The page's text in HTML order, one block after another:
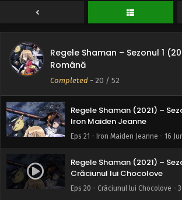
Regele Shaman – Sezonul 1
Română
Completed - 20 / 52
Regele Shaman (2021) –
Puterea lui Yoh
Regele Shaman (2021) –
Voi merge oriunde cu tine
Eps 22 - Voi merge oriunde cu tine -
Regele Shaman (2021) –
Iron Maiden Jeanne
Eps 21 - Iron Maiden Jeanne - 16
Regele Shaman (2021) –
Crăciunul lui Chocolove
Eps 20 - Crăciunul lui Chocolove - 3